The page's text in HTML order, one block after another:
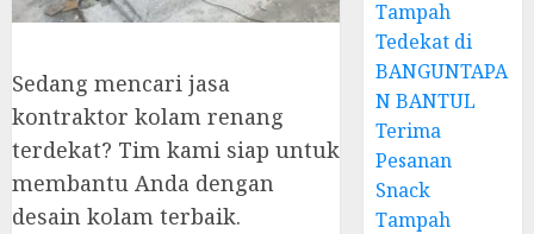
Sedang mencari jasa
kontraktor kolam renang
terdekat? Tim kami siap untuk
membantu Anda dengan
desain kolam terbaik.
Tampah
Tedekat di
BANGUNTAPA
N BANTUL
Terima
Pesanan
Snack
Tampah